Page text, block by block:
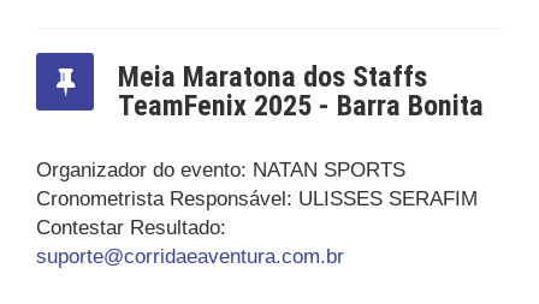
Meia Maratona dos Staffs
TeamFenix 2025 - Barra Bonita
Organizador do evento: NATAN SPORTS
Cronometrista Responsável: ULISSES SERAFIM
Contestar Resultado:
suporte@corridaeaventura.com.br